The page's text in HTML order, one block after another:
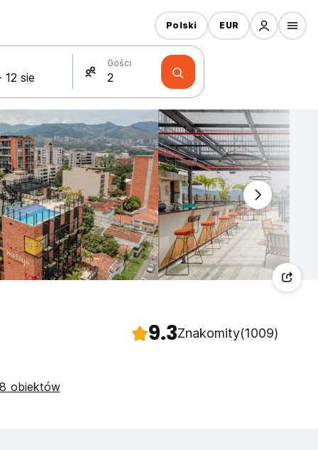
Gości
Polski EUR
9.3Znakomity(1009)
obiektów